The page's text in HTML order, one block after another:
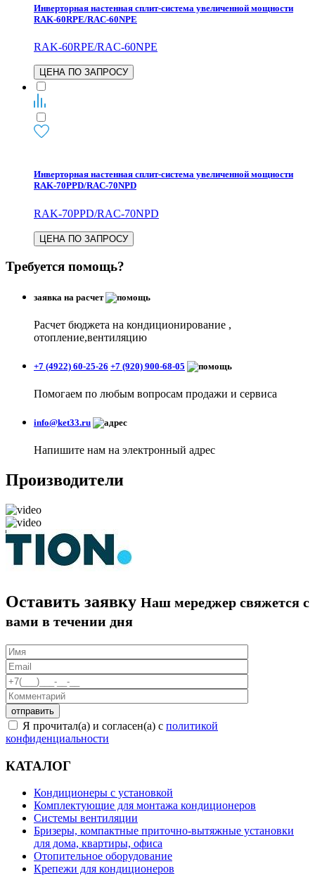
Инверторная настенная сплит-система увеличенной мощности
RAK-60RPE/RAC-60NPE
RAK-60RPE/RAC-60NPE
ЦЕНА ПО ЗАПРОСУ
Инверторная настенная сплит-система увеличенной мощности
RAK-70PPD/RAC-70NPD
RAK-70PPD/RAC-70NPD
ЦЕНА ПО ЗАПРОСУ
Требуется помощь?
заявка на расчет
Расчет бюджета на кондиционирование ,
отопление,вентиляцию
+7 (4922) 60-25-26 +7 (920) 900-68-05
Помогаем по любым вопросам продажи и сервиса
info@ket33.ru
Напишите нам на электронный адрес
Производители
Оставить заявку Наш мереджер свяжется с
вами в течении дня
Я прочитал(а) и согласен(а) с политикой
конфиденциальности
КАТАЛОГ
Кондиционеры с установкой
Комплектующие для монтажа кондиционеров
Системы вентиляции
Бризеры, компактные приточно-вытяжные установки
для дома, квартиры, офиса
Отопительное оборудование
Крепежи для кондиционеров